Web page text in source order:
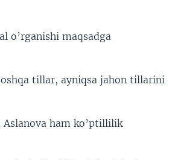
o’rganishi maqsadga
tillar, ayniqsa jahon tillarini
ham ko’ptillilik